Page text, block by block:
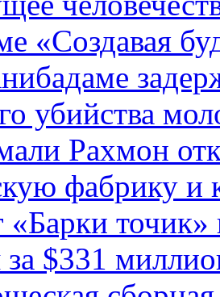
«Создавая
убийства
Рахмон
фабрику и
«Барки
за $331